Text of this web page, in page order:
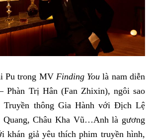
Pu trong MV Finding Youlà nam diễn
Phàn Trị Hân (Fan Zhixin), ngôi sao
Truyền thông Gia Hành với Địch Lệ
Châu Kha Vũ…Anh là gương
khán giả yêu thích phim truyền hình,